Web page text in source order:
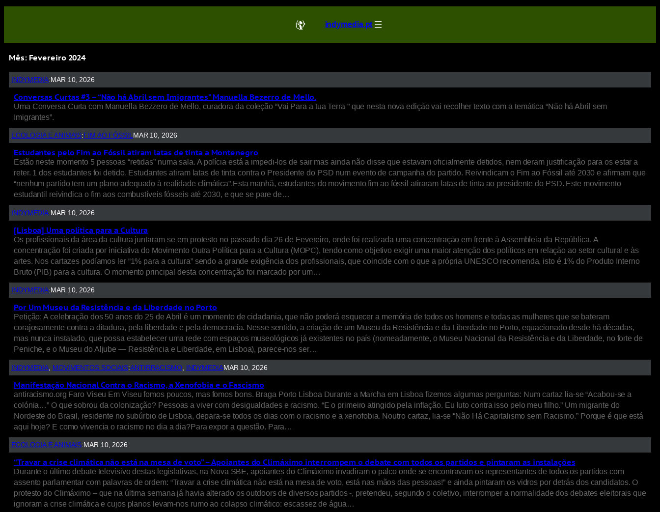
indymedia.pt
Mês: Fevereiro 2024
INDYMEDIA:MAR 10, 2026
Conversas Curtas #3 – “Não há Abril sem Imigrantes” Manuella Bezerro de Mello.
Uma Conversa Curta com Manuella Bezzero de Mello, curadora da coleção “Vai Para a tua Terra ” que nesta nova edição vai recolher texto com a temática “Não há Abril sem
Imigrantes”.
ECOLOGIA E ANIMAIS: FIM AO FÓSSILMAR 10, 2026
Estudantes pelo Fim ao Fóssil atiram latas de tinta a Montenegro
Estão neste momento 5 pessoas “retidas” numa sala. A polícia está a impedi-los de sair mas ainda não disse que estavam oficialmente detidos, nem deram justificação para os estar a
reter. 1 dos estudantes foi detido. Estudantes atiram latas de tinta contra o Presidente do PSD num evento de campanha do partido. Reivindicam o Fim ao Fóssil até 2030 e afirmam que
“nenhum partido tem um plano adequado à realidade climática”.Esta manhã, estudantes do movimento fim ao fóssil atiraram latas de tinta ao presidente do PSD. Este movimento
estudantil reivindica o fim aos combustíveis fósseis até 2030, e que se pare de…
INDYMEDIA:MAR 10, 2026
[Lisboa] Uma política para a Cultura
Os profissionais da área da cultura juntaram-se em protesto no passado dia 26 de Fevereiro, onde foi realizada uma concentração em frente à Assembleia da República. A
concentração foi criada por iniciativa do Movimento Outra Política para a Cultura (MOPC), tendo como objetivo exigir uma maior atenção dos políticos em relação ao setor cultural e às
artes. Nos cartazes podíamos ler “1% para a cultura” sendo a grande exigência dos profissionais, que coincide com o que a própria UNESCO recomenda, isto é 1% do Produto Interno
Bruto (PIB) para a cultura. O momento principal desta concentração foi marcado por um…
INDYMEDIA: MAR 10, 2026
Por Um Museu da Resistência e da Liberdade no Porto
Petição: A celebração dos 50 anos do 25 de Abril é um momento de cidadania, que não poderá esquecer a memória de todos os homens e todas as mulheres que se bateram
corajosamente contra a ditadura, pela liberdade e pela democracia. Nesse sentido, a criação de um Museu da Resistência e da Liberdade no Porto, equacionado desde há décadas,
mas nunca instalado, que possa estabelecer uma rede com espaços museológicos já existentes no país (nomeadamente, o Museu Nacional da Resistência e da Liberdade, no forte de
Peniche, e o Museu do Aljube — Resistência e Liberdade, em Lisboa), parece-nos ser…
INDYMEDIA MOVIMENTOS SOCIAIS:ANTIRRACISMO, INDYMEDIAMAR 10, 2026
Manifestação Nacional Contra o Racismo, a Xenofobia e o Fascismo
antiracismo.org Faro Viseu Em Viseu fomos poucos, mas fomos bons. Braga Porto Lisboa Durante a Marcha em Lisboa fizemos algumas perguntas: Num cartaz lia-se “Acabou-se a
colónia…” O que sobrou da colonização? Pessoas a viver com desigualdades e racismo. “E o primeiro atingido pela inflação. Eu luto contra isso pelo meu filho.” Um migrante do
Nordeste do Brasil, residente no subúrbio de Lisboa, depara-se todos os dias com o racismo e a xenofobia. Noutro cartaz, lia-se “Não Há Capitalismo sem Racismo.” Porque é que está
aqui hoje? E como vivencia o racismo no dia a dia?Para expor a questão. Para…
ECOLOGIA E ANIMAIS: MAR 10, 2026
“Travar a crise climática não está na mesa de voto” – Apoiantes do Climáximo interrompem o debate com todos os partidos e pintaram as instalações
Durante o último debate televisivo destas legislativas, na Nova SBE, apoiantes do Climáximo invadiram o palco onde se encontravam os representantes de todos os partidos com
assento parlamentar com palavras de ordem: “Travar a crise climática não está na mesa de voto, está nas mãos das pessoas!” e ainda pintaram os vidros por detrás dos candidatos. O
protesto do Climáximo – que na última semana já havia alterado os outdoors de diversos partidos -, pretendeu, segundo o coletivo, interromper a normalidade dos debates eleitorais que
ignoram a crise climática e cujos planos levam-nos rumo ao colapso climático: escassez de água…